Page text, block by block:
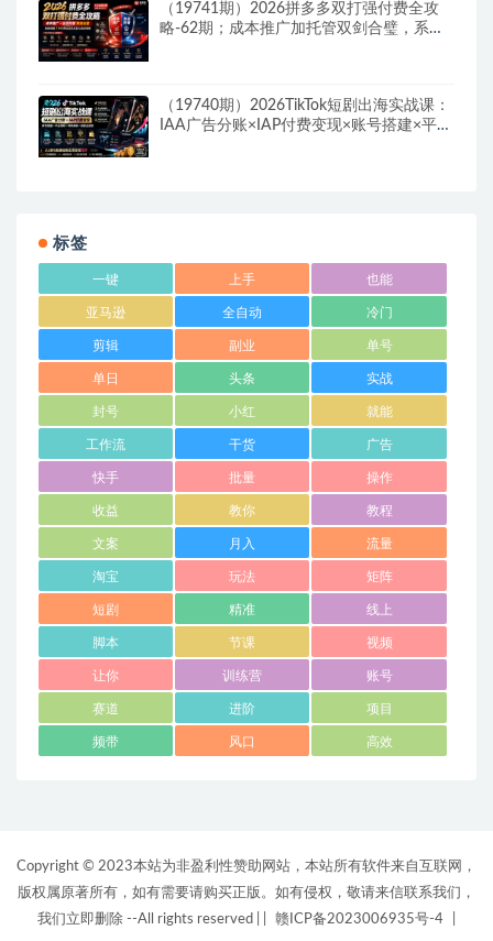
（19741期）2026拼多多双打强付费全攻
略-62期；成本推广加托管双剑合璧，系统
（19740期）2026TikTok短剧出海实战课：
IAA广告分账×IAP付费变现×账号搭建×平台
标签
一键 上手 也能
亚马逊 全自动 冷门
剪辑 副业 单号
单日 头条 实战
封号 小红 就能
工作流 干货 广告
快手 批量 操作
收益 教你 教程
文案 月入 流量
淘宝 玩法 矩阵
短剧 精准 线上
脚本 节课 视频
让你 训练营 账号
赛道 进阶 项目
频带 风口 高效
Copyright © 2023本站为非盈利性赞助网站，本站所有软件来自互联网，
版权属原著所有，如有需要请购买正版。如有侵权，敬请来信联系我们，
我们立即删除 --All rights reserved |
赣ICP备2023006935号-4